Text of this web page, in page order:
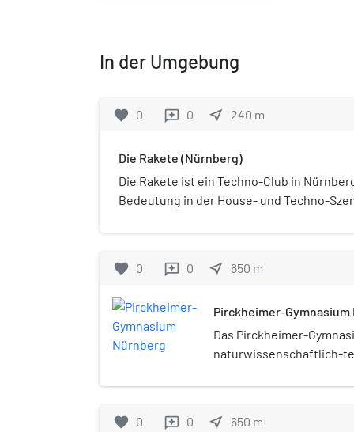
In der Umgebung
favorite 0 reviews 0 near_me 240 m
Die Rakete (Nürnberg)
Die Rakete ist ein Techno-Club in
Bedeutung in der House- und Techno-
Industriegebiet an der Vogelweiherstraße.
favorite 0 reviews 0 near_me 650 m
Pirckheimer-Gymnasium
Das Pirckheimer-
naturwissenschaftlich-
favorite 0 reviews 0 near_me 650 m